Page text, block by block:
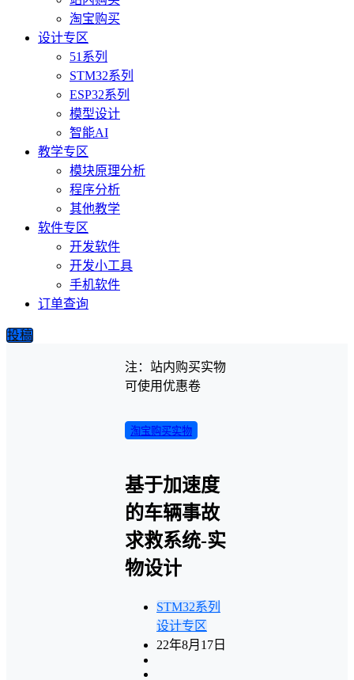
淘宝购买
设计专区
51系列
STM32系列
ESP32系列
模型设计
智能AI
教学专区
模块原理分析
程序分析
其他教学
软件专区
开发软件
开发小工具
手机软件
订单查询
投稿
注：站内购买实物
可使用优惠卷
淘宝购买实物
基于加速度
的车辆事故
求救系统-实
物设计
STM32系列
设计专区
22年8月17日